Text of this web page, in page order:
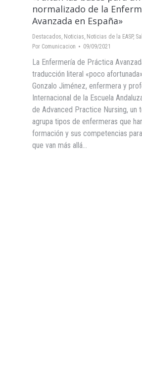
normalizado de la
Avanzada en España»
Destacados, Noticias, Noticias de la EASP,
Por Comunicacion 09/09/2021
La Enfermería de Práctica
traducción literal «poco
Gonzalo Jiménez, enfermera y
Internacional de la Escuela
de Advanced Practice Nursing, un
agrupa tipos de enfermeras que
formación y sus competencias
que van más allá…